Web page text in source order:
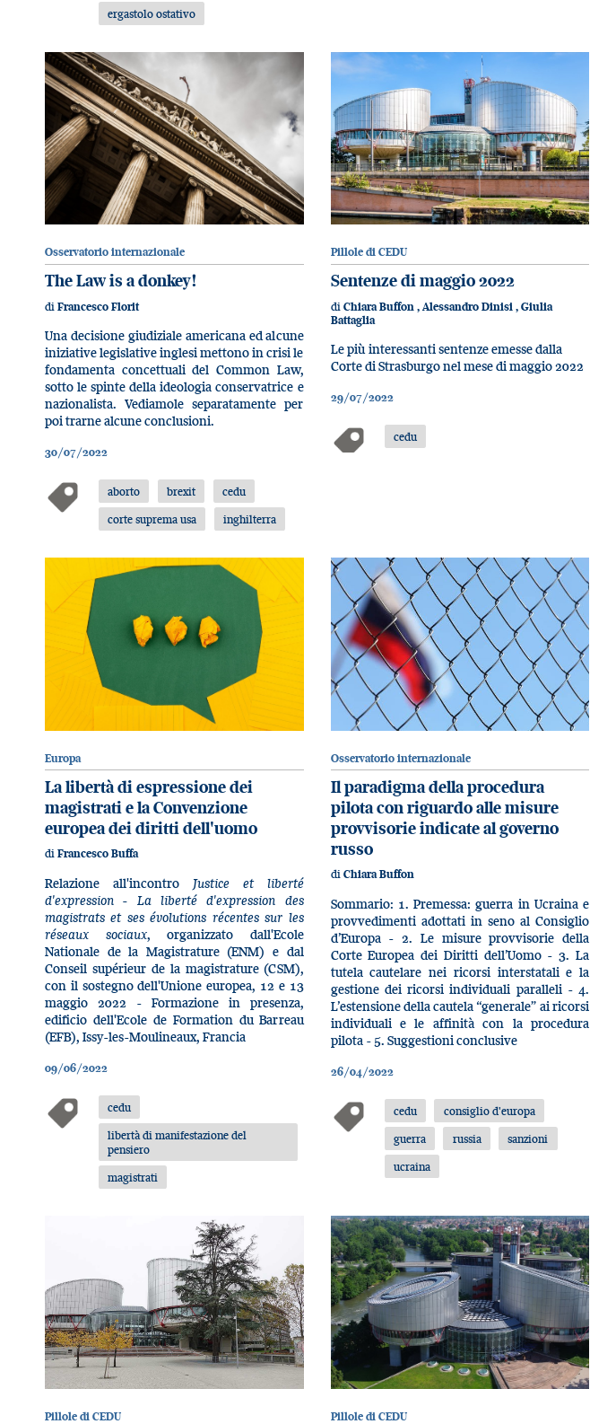
ergastolo ostativo
Osservatorio internazionale
The Law is a donkey!
di Francesco Florit
Una decisione giudiziale americana ed alcune
iniziative legislative inglesi mettono in crisi le
fondamenta concettuali del Common Law,
sotto le spinte della ideologia conservatrice e
nazionalista. Vediamole separatamente per
poi trarne alcune conclusioni.
30/07/2022
aborto brexit
cedu
corte suprema usa
inghilterra
Pillole di CEDU
Sentenze di maggio 2022
di Chiara Buffon , Alessandro Dinisi , Giulia
Battaglia
Le più interessanti sentenze emesse dalla
Corte di Strasburgo nel mese di maggio 2022
29/07/2022
cedu
Europa
La libertà di espressione dei
magistrati e la Convenzione
europea dei diritti dell'uomo
di Francesco Buffa
Relazione all'incontro Justice et liberté
d'expression - La liberté d'expression des
magistrats et ses évolutions récentes sur les
réseaux sociaux, organizzato dall'Ecole
Nationale de la Magistrature (ENM) e dal
Conseil supérieur de la magistrature (CSM),
con il sostegno dell'Unione europea, 12 e 13
maggio 2022 - Formazione in presenza,
edificio dell'Ecole de Formation du Barreau
(EFB), Issy-les-Moulineaux, Francia
09/06/2022
cedu
libertà di manifestazione del
pensiero
magistrati
Osservatorio internazionale
Il paradigma della procedura
pilota con riguardo alle misure
provvisorie indicate al governo
russo
di Chiara Buffon
Sommario: 1. Premessa: guerra in Ucraina e
provvedimenti adottati in seno al Consiglio
d’Europa - 2. Le misure provvisorie della
Corte Europea dei Diritti dell’Uomo - 3. La
tutela cautelare nei ricorsi interstatali e la
gestione dei ricorsi individuali paralleli - 4.
L’estensione della cautela “generale” ai ricorsi
individuali e le affinità con la procedura
pilota - 5. Suggestioni conclusive
26/04/2022
cedu
consiglio d'europa
guerra
russia
sanzioni
ucraina
Pillole di CEDU Pillole di CEDU